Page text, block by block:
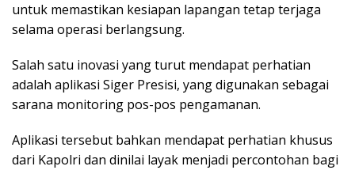
untuk memastikan kesiapan lapangan tetap terjaga
selama operasi berlangsung.
Salah satu inovasi yang turut mendapat perhatian
adalah aplikasi Siger Presisi, yang digunakan sebagai
sarana monitoring pos-pos pengamanan.
Aplikasi tersebut bahkan mendapat perhatian khusus
dari Kapolri dan dinilai layak menjadi percontohan bagi